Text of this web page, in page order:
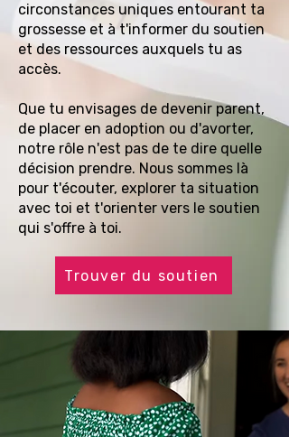
circonstances uniques entourant ta
grossesse et à t'informer du soutien
et des ressources auxquels tu as
accès.
Que tu envisages de devenir parent,
de placer en adoption ou d'avorter,
notre rôle n'est pas de te dire quelle
décision prendre. Nous sommes là
pour t'écouter, explorer ta situation
avec toi et t'orienter vers le soutien
qui s'offre à toi.
Trouver du soutien